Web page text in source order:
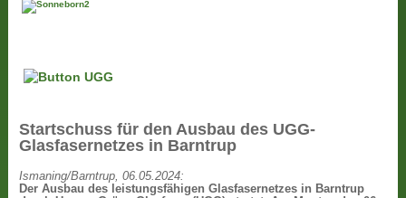
Startschuss für den Ausbau des UGG-
Glasfasernetzes in Barntrup
Ismaning/Barntrup, 06.05.2024:
Der Ausbau des leistungsfähigen Glasfasernetzes in Barntrup